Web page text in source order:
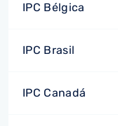
IPC Bélgica
IPC Brasil
IPC Canadá